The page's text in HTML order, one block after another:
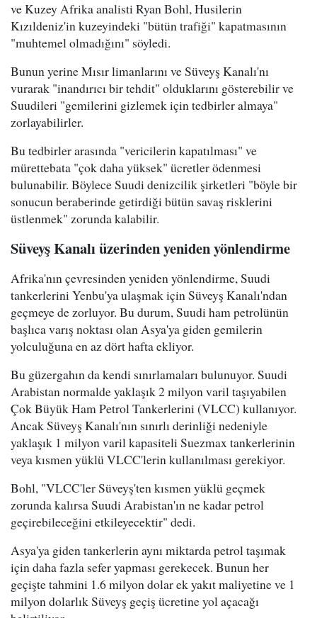
ve Kuzey Afrika analisti Ryan Bohl, Husilerin
Kızıldeniz'in kuzeyindeki "bütün trafiği" kapatmasının
"muhtemel olmadığını" söyledi.
Bunun yerine Mısır limanlarını ve Süveyş Kanalı'nı
vurarak "inandırıcı bir tehdit" olduklarını gösterebilir ve
Suudileri "gemilerini gizlemek için tedbirler almaya"
zorlayabilirler.
Bu tedbirler arasında "vericilerin kapatılması" ve
mürettebata "çok daha yüksek" ücretler ödenmesi
bulunabilir. Böylece Suudi denizcilik şirketleri "böyle bir
sonucun beraberinde getirdiği bütün savaş risklerini
üstlenmek" zorunda kalabilir.
Süveyş Kanalı üzerinden yeniden yönlendirme
Afrika'nın çevresinden yeniden yönlendirme, Suudi
tankerlerini Yenbu'ya ulaşmak için Süveyş Kanalı'ndan
geçmeye de zorluyor. Bu durum, Suudi ham petrolünün
başlıca varış noktası olan Asya'ya giden gemilerin
yolculuğuna en az dört hafta ekliyor.
Bu güzergahın da kendi sınırlamaları bulunuyor. Suudi
Arabistan normalde yaklaşık 2 milyon varil taşıyabilen
Çok Büyük Ham Petrol Tankerlerini (VLCC) kullanıyor.
Ancak Süveyş Kanalı'nın sınırlı derinliği nedeniyle
yaklaşık 1 milyon varil kapasiteli Suezmax tankerlerinin
veya kısmen yüklü VLCC'lerin kullanılması gerekiyor.
Bohl, "VLCC'ler Süveyş'ten kısmen yüklü geçmek
zorunda kalırsa Suudi Arabistan'ın ne kadar petrol
geçirebileceğini etkileyecektir" dedi.
Asya'ya giden tankerlerin aynı miktarda petrol taşımak
için daha fazla sefer yapması gerekecek. Bunun her
geçişte tahmini 1.6 milyon dolar ek yakıt maliyetine ve 1
milyon dolarlık Süveyş geçiş ücretine yol açacağı